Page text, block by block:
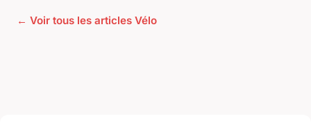
← Voir tous les articles Vélo